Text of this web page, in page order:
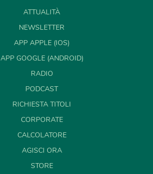
ATTUALITÀ
NEWSLETTER
APP APPLE (IOS)
APP GOOGLE (ANDROID)
RADIO
PODCAST
RICHIESTA TITOLI
CORPORATE
CALCOLATORE
AGISCI ORA
STORE